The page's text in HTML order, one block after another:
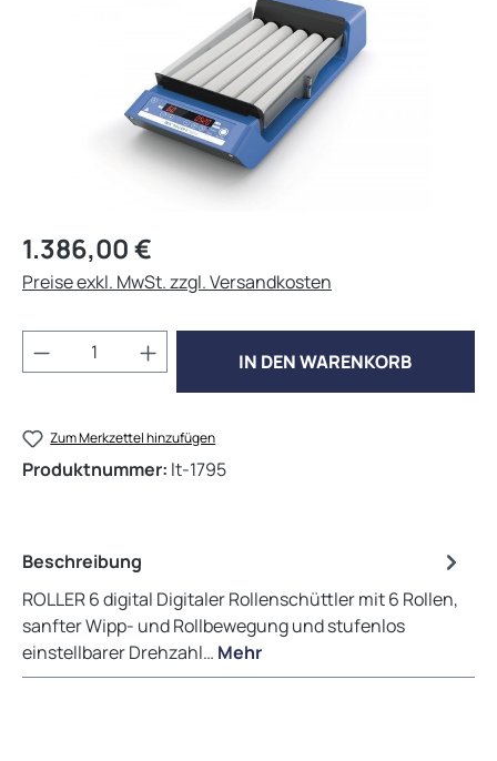
Regulärer Preis:
1.386,00 €
Preise exkl. MwSt. zzgl. Versandkosten
Produkt Anzahl: Gib den gewünschten
IN DEN WARENKORB
Zum Merkzettel hinzufügen
Produktnummer: lt-1795
Beschreibung
ROLLER 6 digital Digitaler Rollenschüttler mit 6 Rollen,
sanfter Wipp- und Rollbewegung und stufenlos
einstellbarer Drehzahl… Mehr